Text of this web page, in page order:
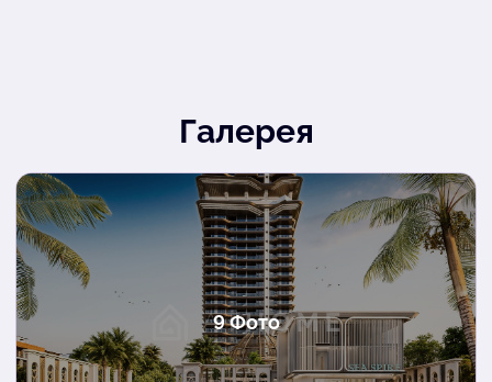
Галерея
9 Фото